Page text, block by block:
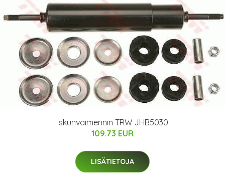
Iskunvaimennin TRW JHB5030
109.73 EUR
LISÄTIETOJA